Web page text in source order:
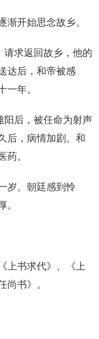
渐开始思念故乡。
请求返回故乡，他的
达后，和帝被感
一年。
阳后，被任命为射声
后，病情加剧。和
药。
岁。朝廷感到怜
。
上书求代》、《上
尚书》。